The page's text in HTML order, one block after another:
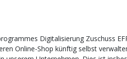
Digitalisierung Zuschuss
Online-Shop künftig selbst